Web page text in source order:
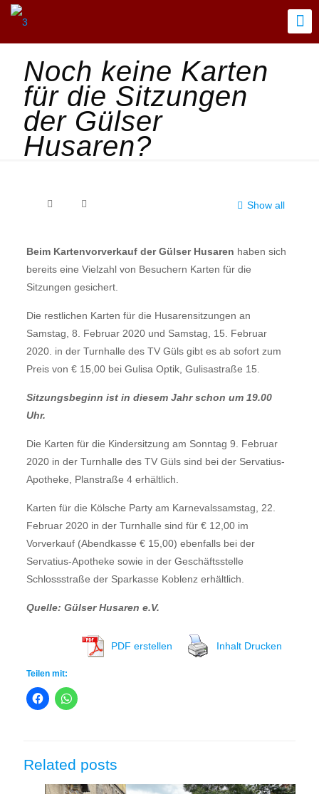
Noch keine Karten
für die Sitzungen
der Gülser
Husaren?
Show all
Beim Kartenvorverkauf der Gülser Husaren haben sich
bereits eine Vielzahl von Besuchern Karten für die
Sitzungen gesichert.
Die restlichen Karten für die Husarensitzungen an
Samstag, 8. Februar 2020 und Samstag, 15. Februar
2020. in der Turnhalle des TV Güls gibt es ab sofort zum
Preis von € 15,00 bei Gulisa Optik, Gulisastraße 15.
Sitzungsbeginn ist in diesem Jahr schon um 19.00
Uhr.
Die Karten für die Kindersitzung am Sonntag 9. Februar
2020 in der Turnhalle des TV Güls sind bei der Servatius-
Apotheke, Planstraße 4 erhältlich.
Karten für die Kölsche Party am Karnevalssamstag, 22.
Februar 2020 in der Turnhalle sind für € 12,00 im
Vorverkauf (Abendkasse € 15,00) ebenfalls bei der
Servatius-Apotheke sowie in der Geschäftsstelle
Schlossstraße der Sparkasse Koblenz erhältlich.
Quelle: Gülser Husaren e.V.
PDF erstellen Inhalt Drucken
Teilen mit:
Related posts